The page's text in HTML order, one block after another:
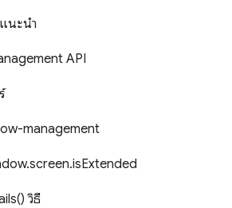
นะนำ
API
management
วิธี